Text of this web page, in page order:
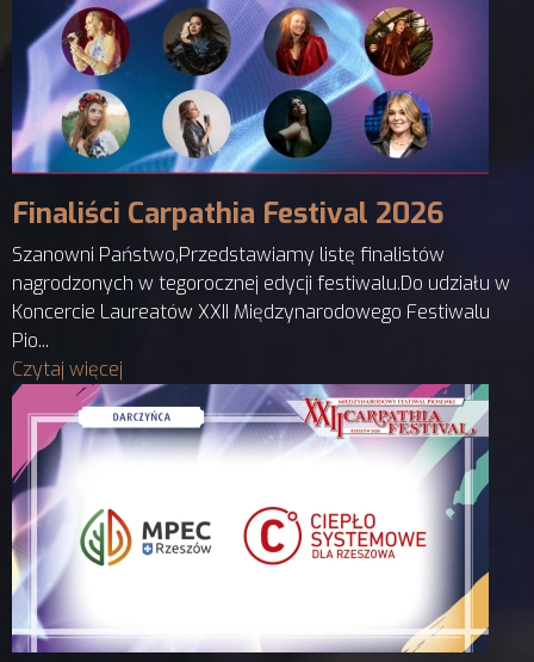
Finaliści Carpathia Festival 2026
Szanowni Państwo,Przedstawiamy listę finalistów
nagrodzonych w tegorocznej edycji festiwalu.Do udziału w
Koncercie Laureatów XXII Międzynarodowego Festiwalu
Pio...
Czytaj więcej